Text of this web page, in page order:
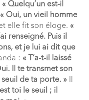
« Quelqu’un est-il
« Oui, un vieil homme
elle fit son éloge. «
renseigné. Puis il
et je lui ai dit que
: « T’a-t-il laissé
Il te transmet son
de ta porte. » Il
toi le seuil ; il